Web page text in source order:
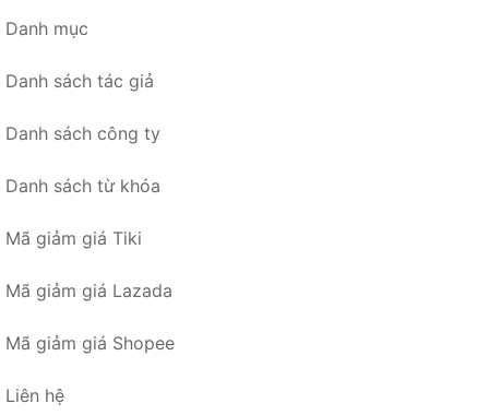
Danh mục
Danh sách tác giả
Danh sách công ty
Danh sách từ khóa
Mã giảm giá Tiki
Mã giảm giá Lazada
Mã giảm giá Shopee
Liên hệ